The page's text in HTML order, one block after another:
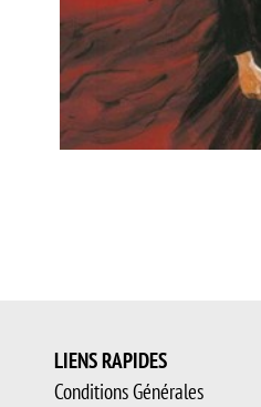
LIENS RAPIDES
Conditions Générales